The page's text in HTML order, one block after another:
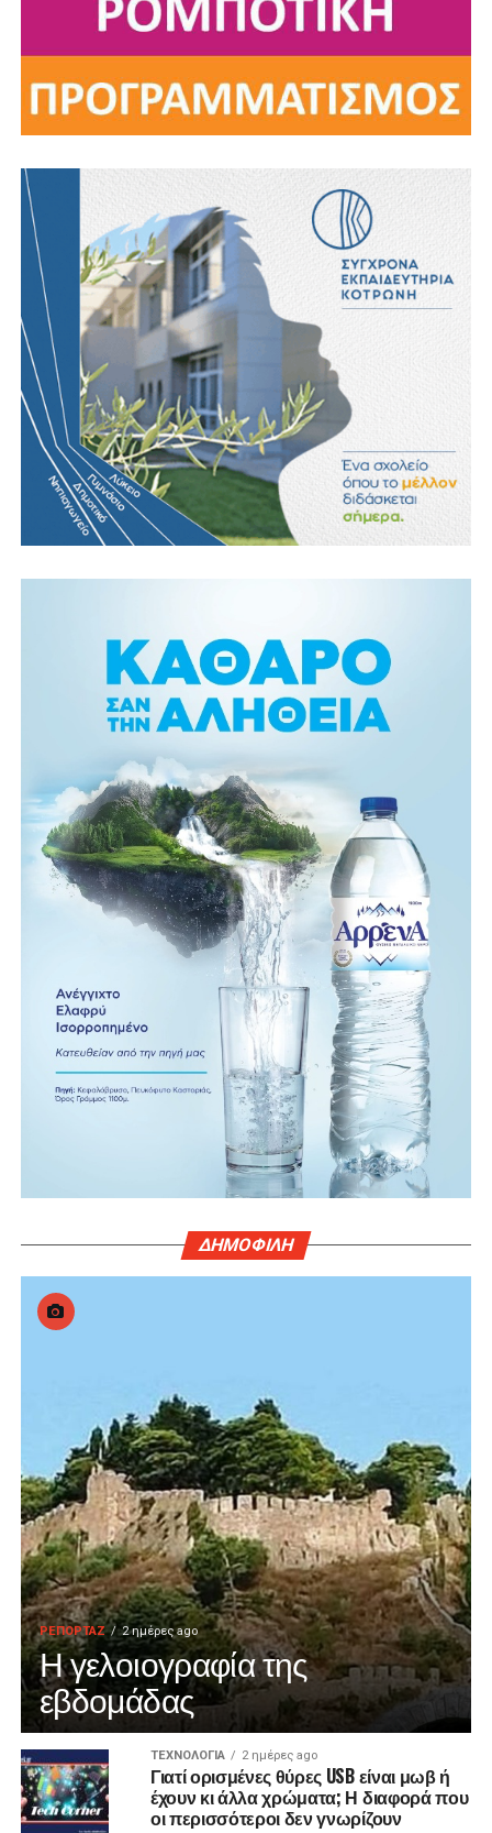
ΔΗΜΟΦΙΛΗ
ΡΕΠΟΡΤΑΖ 2 ημέρες ago
Η γελοιογραφία της
εβδομάδας
ΤΕΧΝΟΛΟΓΙΑ 2 ημέρες ago
Γιατί ορισμένες θύρες USB είναι μωβ ή
έχουν κι άλλα χρώματα; Η διαφορά που
οι περισσότεροι δεν γνωρίζουν